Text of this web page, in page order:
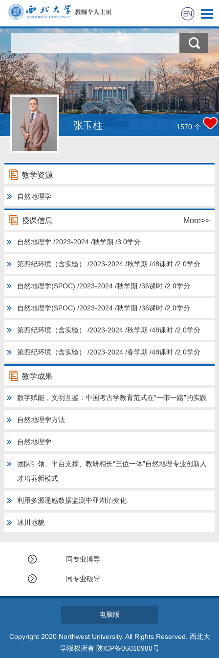
科学研究
教学研究
获奖信息
招生信息
学生信息
我的相册
教师博客
张玉柱 1570 个
教学资源
自然地理学
授课信息 More>>
自然地理学 /2023-2024 /秋学期 /3.0学分
第四纪环境（含实验） /2023-2024 /秋学期 /48课时 /2.0学分
自然地理学(SPOC) /2023-2024 /秋学期 /36课时 /2.0学分
自然地理学(SPOC) /2023-2024 /秋学期 /36课时 /2.0学分
第四纪环境（含实验） /2023-2024 /秋学期 /48课时 /2.0学分
第四纪环境（含实验） /2023-2024 /春学期 /48课时 /2.0学分
教学成果
数字赋能，文明互鉴：中国考古学教育范式在“一带一路”的实践
自然地理学方法
自然地理学
团队引领、平台支撑、教研相长“三位一体”自然地理专业创新人
才培养新模式
利用多源遥感数据监测中亚湖泊变化
冰川地貌
同专业博导
同专业硕导
电脑版
Copyright 2020 Northwest University. All Rights Reserved. 西北大
学版权所有 陕ICP备05010980号